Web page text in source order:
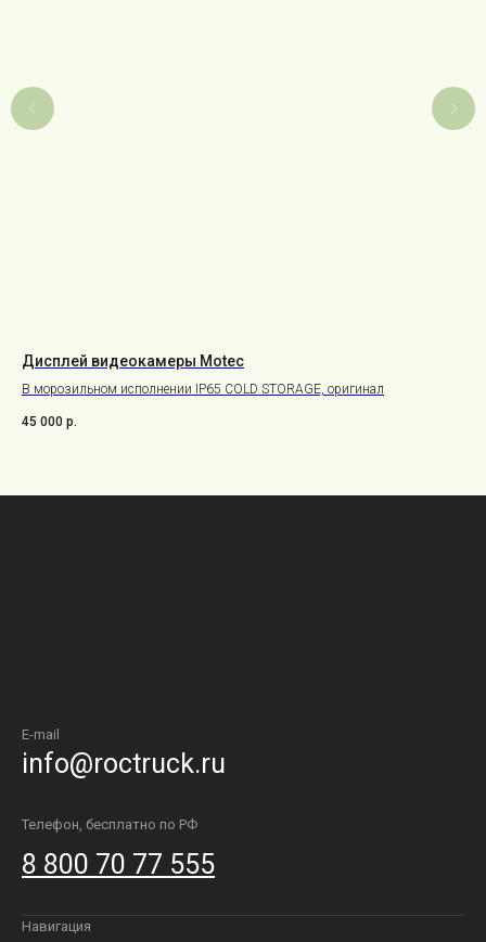
Дисплей видеокамеры Motec
В морозильном исполнении IP65 COLD STORAGE, оригинал
45 000 р.
E-mail
info@roctruck.ru
Телефон, бесплатно по РФ
8 800 70 77 555
Навигация